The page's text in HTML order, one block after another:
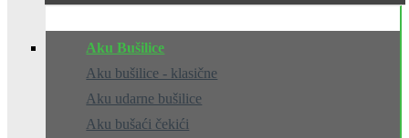
Aku Bušilice
Aku bušilice - klasične
Aku udarne bušilice
Aku bušaći čekići